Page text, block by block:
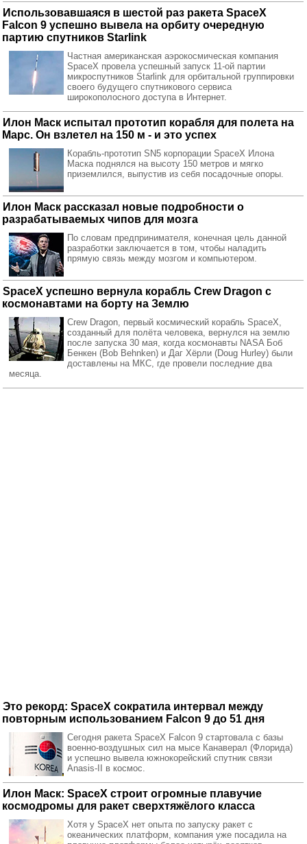
Использовавшаяся в шестой раз ракета SpaceX
Falcon 9 успешно вывела на орбиту очередную
партию спутников Starlink
Частная американская аэрокосмическая компания
SpaceX провела успешный запуск 11-ой партии
микроспутников Starlink для орбитальной группировки
своего будущего спутникового сервиса
широкополосного доступа в Интернет.
Илон Маск испытал прототип корабля для полета на
Марс. Он взлетел на 150 м - и это успех
Корабль-прототип SN5 корпорации SpaceX Илона
Маска поднялся на высоту 150 метров и мягко
приземлился, выпустив из себя посадочные опоры.
Илон Маск рассказал новые подробности о
разрабатываемых чипов для мозга
По словам предпринимателя, конечная цель данной
разработки заключается в том, чтобы наладить
прямую связь между мозгом и компьютером.
SpaceX успешно вернула корабль Crew Dragon с
космонавтами на борту на Землю
Crew Dragon, первый космический корабль SpaceX,
созданный для полёта человека, вернулся на землю
после запуска 30 мая, когда космонавты NASA Боб
Бенкен (Bob Behnken) и Даг Хёрли (Doug Hurley) были
доставлены на МКС, где провели последние два
месяца.
Это рекорд: SpaceX сократила интервал между
повторным использованием Falcon 9 до 51 дня
Сегодня ракета SpaceX Falcon 9 стартовала с базы
военно-воздушных сил на мысе Канаверал (Флорида)
и успешно вывела южнокорейский спутник связи
Anasis-II в космос.
Илон Маск: SpaceX строит огромные плавучие
космодромы для ракет сверхтяжёлого класса
Хотя у SpaceX нет опыта по запуску ракет с
океанических платформ, компания уже посадила на